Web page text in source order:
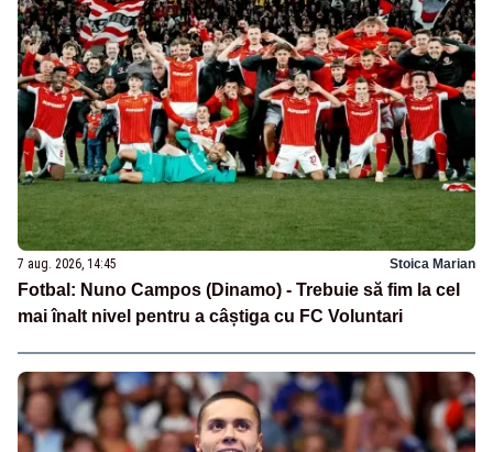
7 aug. 2026, 14:45 Stoica Marian
Fotbal: Nuno Campos (Dinamo) - Trebuie să fim la cel
mai înalt nivel pentru a câștiga cu FC Voluntari